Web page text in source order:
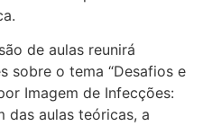
de aulas reunirá
sobre o tema “Desafios e
Imagem de Infecções:
das aulas teóricas, a